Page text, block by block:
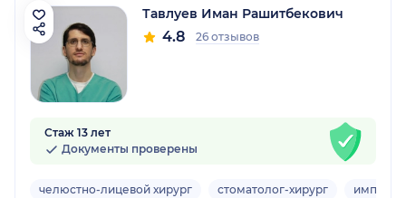
Тавлуев Иман Рашитбекович
4.8 26 отзывов
Стаж 13 лет
Документы проверены
челюстно-лицевой хирург стоматолог-хирург